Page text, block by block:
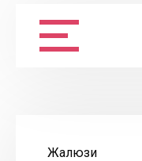
Жалюзи